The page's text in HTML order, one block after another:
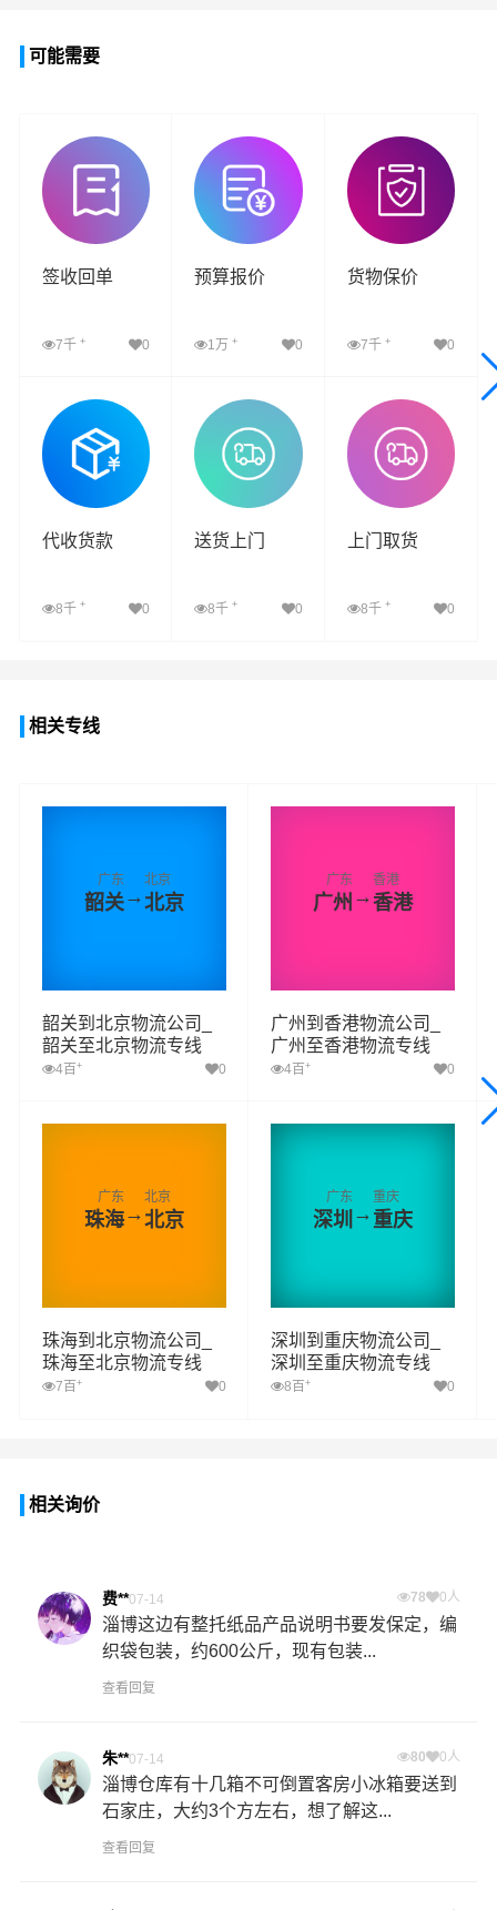
可能需要
签收回单
7千 + 0
查看详细
预算报价
1万+ 0
查看详细
货物保价
7千 + 0
查看详细
代收货款
8千 + 0
送货上门
8千+ 0
上门取货
8千 + 0
相关专线
广东
韶关→
北京
北京
韶关到北京物流公司_
韶关至北京物流专线
4百 + 0
广东
广州 →
香港
香港
广州到香港物流公司_
广州至香港物流专线
4百 + 0
广东
珠海→
北京
北京
珠海到北京物流公司_
珠海至北京物流专线
7百 + 0
广东
深圳→
重庆
重庆
深圳到重庆物流公司_
深圳至重庆物流专线
8百 + 0
相关询价
费**07-14 78 0人
淄博这边有整托纸品产品说明书要发保定，编
织袋包装，约600公斤，现有包装...
查看回复
朱**07-14 80 0人
淄博仓库有十几箱不可倒置客房小冰箱要送到
石家庄，大约3个方左右，想了解这...
查看回复